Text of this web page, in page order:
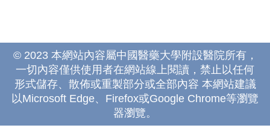
© 2023 本網站內容屬中國醫藥大學附設醫院所有，
一切內容僅供使用者在網站線上閱讀，禁止以任何
形式儲存、散佈或重製部分或全部內容 本網站建議
以Microsoft Edge、Firefox或Google Chrome等瀏覽
器瀏覽。